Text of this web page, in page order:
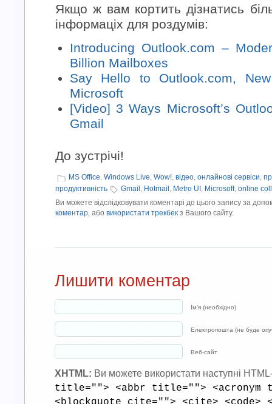
Якщо ж вам кортить дізнатись
інформаціх для роздумів:
Introducing Outlook.com –
Billion Mailboxes
Say Hello to Outlook.com,
Microsoft
[Video] 3 Ways Microsoft’s
Gmail
До зустрічі!
MS Office, Windows Live, Wow!, відео, онлайнові сервіси,
продуктивність
Gmail , Hotmail , Metro UI , Microsoft, online
Ви можете відслідковувати коментарі до цього запису за
коментар , або використати трекбек з Вашого сайту.
Лишити коментар
Ім’я (необхідно)
Електропошта (не буде
Веб-сайт
XHTML: Ви можете використати наступні
title=""> <abbr title=""> <acronym